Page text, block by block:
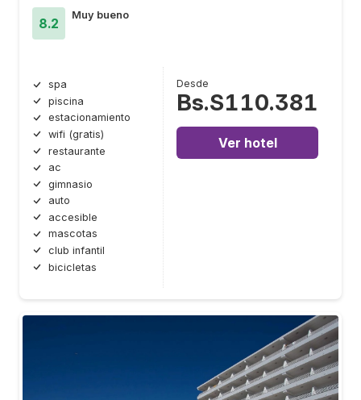
8.2
Muy bueno
spa
piscina
estacionamiento
wifi (gratis)
restaurante
ac
gimnasio
auto
accesible
mascotas
club infantil
bicicletas
Desde
Bs.S110.381
Ver hotel